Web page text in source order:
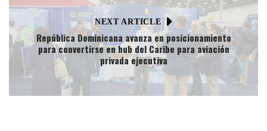
NEXT ARTICLE
República Dominicana avanza en posicionamiento
para convertirse en hub del Caribe para aviación
privada ejecutiva